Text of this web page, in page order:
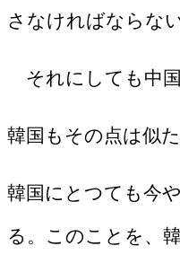
さなければならない
それにしても中
韓国もその点は似
韓国にとつても今
る。このことを、